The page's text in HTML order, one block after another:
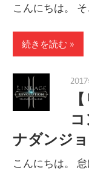
こんにちは。
続きを読む
ナダンジョ
こんにちは。